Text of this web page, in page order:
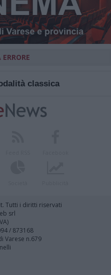
classica
Tutti i diritti riservati
srl
/ 873168
Varese n.679